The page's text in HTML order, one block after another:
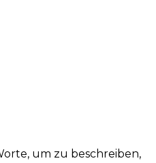
um zu beschreiben,